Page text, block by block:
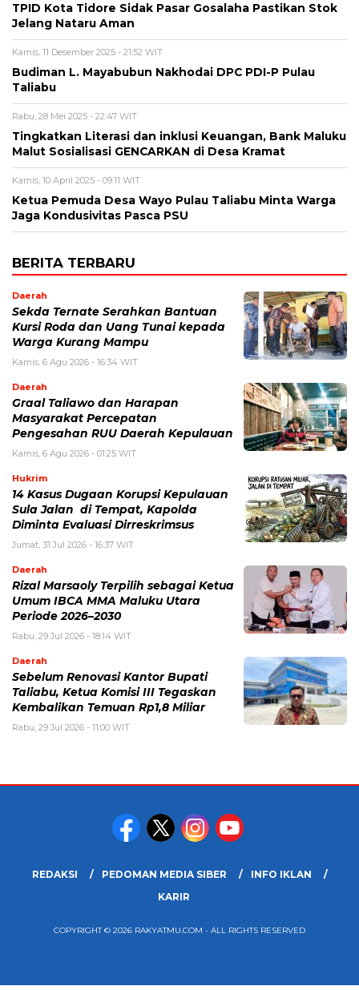
TPID Kota Tidore Sidak Pasar Gosalaha Pastikan Stok
Jelang Nataru Aman
Kamis, 11 Desember 2025 - 21:52 WIT
Budiman L. Mayabubun Nakhodai DPC PDI-P Pulau
Taliabu
Rabu, 28 Mei 2025 - 22:47 WIT
Tingkatkan Literasi dan inklusi Keuangan, Bank Maluku
Malut Sosialisasi GENCARKAN di Desa Kramat
Kamis, 10 April 2025 - 09:11 WIT
Ketua Pemuda Desa Wayo Pulau Taliabu Minta Warga
Jaga Kondusivitas Pasca PSU
BERITA TERBARU
Daerah
Sekda Ternate Serahkan Bantuan
Kursi Roda dan Uang Tunai kepada
Warga Kurang Mampu
Kamis, 6 Agu 2026 - 16:34 WIT
Daerah
Graal Taliawo dan Harapan
Masyarakat Percepatan
Pengesahan RUU Daerah Kepulauan
Kamis, 6 Agu 2026 - 01:25 WIT
Hukrim
14 Kasus Dugaan Korupsi Kepulauan
Sula Jalan di Tempat, Kapolda
Diminta Evaluasi Dirreskrimsus
Jumat, 31 Jul 2026 - 16:37 WIT
Daerah
Rizal Marsaoly Terpilih sebagai Ketua
Umum IBCA MMA Maluku Utara
Periode 2026–2030
Rabu, 29 Jul 2026 - 18:14 WIT
Daerah
Sebelum Renovasi Kantor Bupati
Taliabu, Ketua Komisi III Tegaskan
Kembalikan Temuan Rp1,8 Miliar
Rabu, 29 Jul 2026 - 11:00 WIT
REDAKSI PEDOMAN MEDIA SIBER
INFO IKLAN
KARIR
COPYRIGHT © 2026 RAKYATMU.COM - ALL RIGHTS RESERVED